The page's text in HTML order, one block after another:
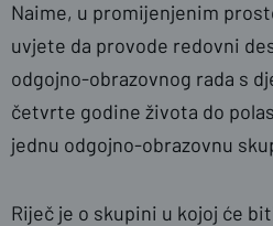
Naime, u promijenjenim
uvjete da provode redovni
odgojno-obrazovnog rada s
četvrte godine života do
jednu odgojno-obrazovnu
Riječ je o skupini u kojoj će